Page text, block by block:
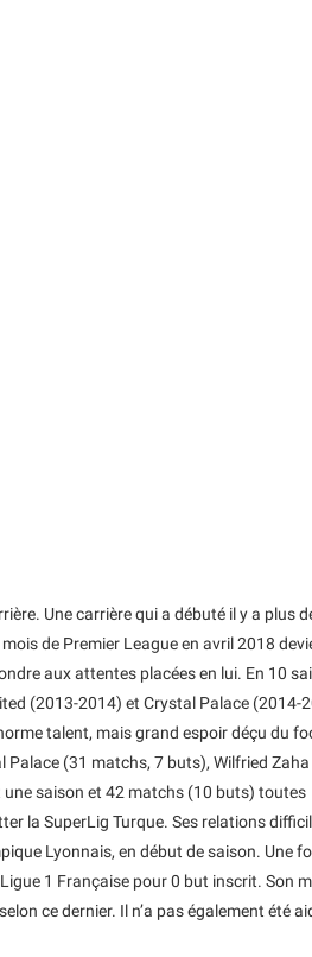
Une carrière qui a débuté il y a plus
de Premier League en avril 2018
aux attentes placées en lui. En 10
(2013-2014) et Crystal Palace (2014-
talent, mais grand espoir déçu du
(31 matchs, 7 buts), Wilfried
saison et 42 matchs (10 buts) toutes
la SuperLig Turque. Ses relations
Lyonnais, en début de saison. Une
1 Française pour 0 but inscrit. Son
ce dernier. Il n’a pas également été